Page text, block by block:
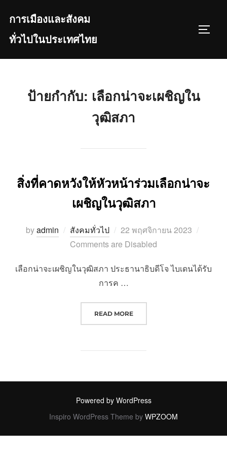
content
การเมืองและสังคม
ทั่วไปในประเทศไทย
ป้ายกำกับ: เลือกน่าจะเผชิญใน
วุฒิสภา
สิ่งที่คาดหวังให้หัวหน้าร่วมเลือกน่าจะ
เผชิญในวุฒิสภา
byadmin สังคมทั่วไป
Posted
on
22 พฤศจิกายน 2023
Comments are Disabled
เลือกน่าจะเผชิญในวุฒิสภา ประธานาธิบดีโจ ไบเดนได้รับ
การค …
READ MORE“สิ่งที่คาดหวังให้หัวหน้าร่วมเลือกน่
Powered by WordPress
Inspiro WordPress Theme by WPZOOM